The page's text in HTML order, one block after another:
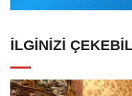
İLGINIZI